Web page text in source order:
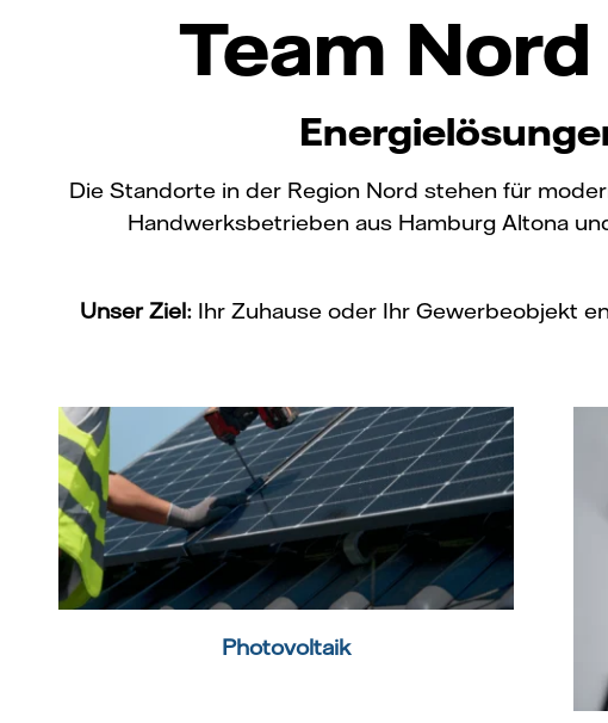
Team
Die Standorte in der Region Nord stehen für
Handwerksbetrieben aus Hamburg Altona
Unser Ziel: Ihr Zuhause oder Ihr Gewerbeobjekt
Photovoltaik